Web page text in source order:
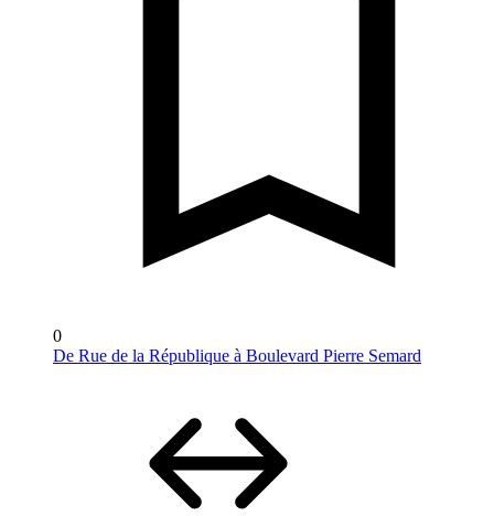
0
De Rue de la République à Boulevard Pierre Semard